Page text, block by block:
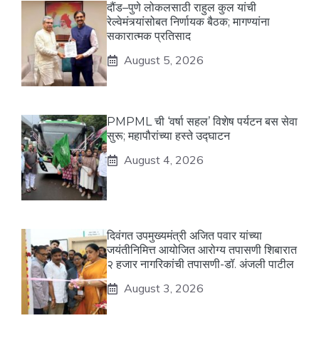
दौंड–पुणे लोकलसाठी राहुल कुल यांची
रेल्वेमंत्र्यांसोबत निर्णायक बैठक; मागण्यांना
सकारात्मक प्रतिसाद
August 5, 2026
PMPML ची ‘वर्षा सहल’ विशेष पर्यटन बस सेवा
सुरू; महापौरांच्या हस्ते उद्घाटन
August 4, 2026
दिवंगत उपमुख्यमंत्री अजित पवार यांच्या
जयंतीनिमित्त आयोजित आरोग्य तपासणी शिबारात
२ हजार नागरिकांची तपासणी-डॉ. अंजली पाटील
August 3, 2026